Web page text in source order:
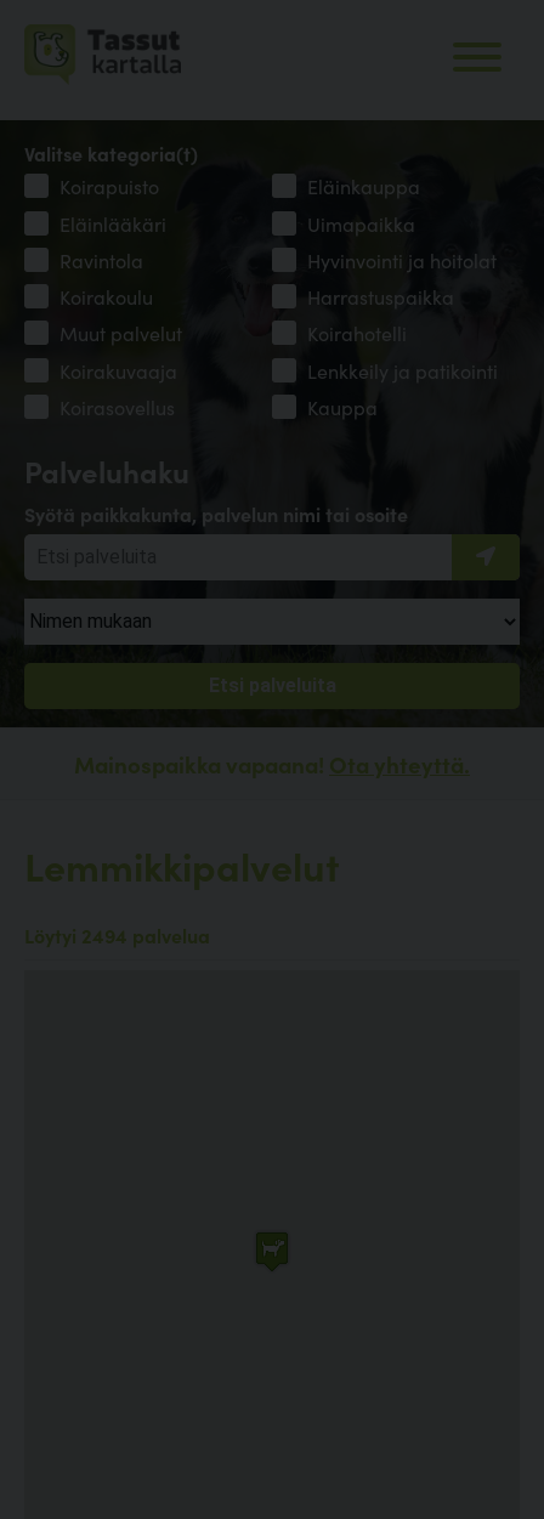
Palveluhaku
Syötä paikkakunta, palvelun nimi tai osoite
Valitse kategoria(t)
Koirapuisto
Eläinkauppa
Eläinlääkäri
Uimapaikka
Ravintola
Hyvinvointi ja hoitolat
Koirakoulu
Harrastuspaikka
Muut palvelut
Koirahotelli
Koirakuvaaja
Lenkkeily ja patikointi
Koirasovellus
Kauppa
Mainospaikka vapaana! Ota yhteyttä.
Lemmikkipalvelut
Löytyi 2494 palvelua